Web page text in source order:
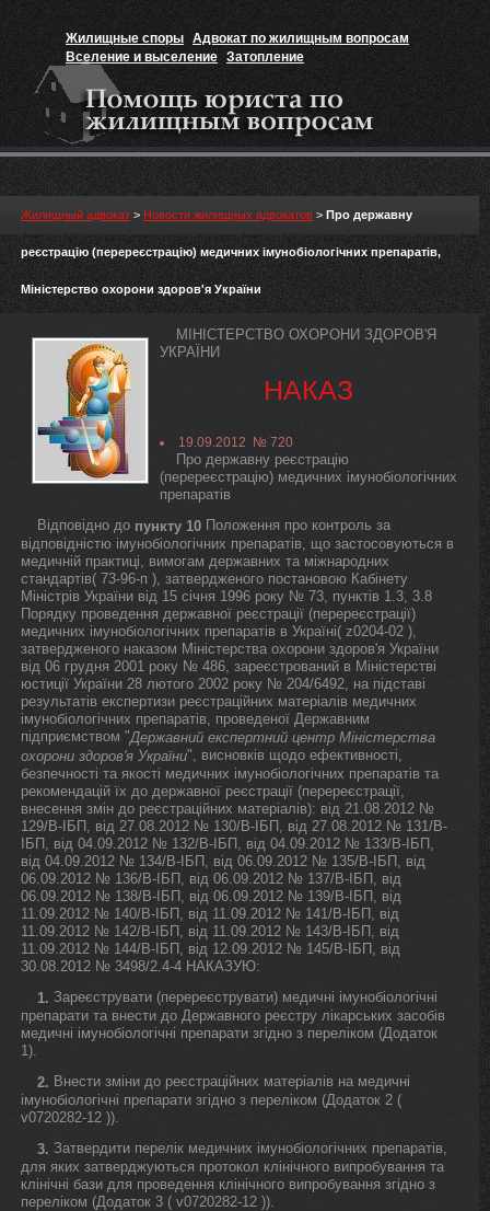
Жилищные споры Адвокат по жилищным вопросам
Вселение и выселение Затопление
Признание прав на жильё
Жилищный адвокат > Новости жилищных адвокатов > Про державну
реєстрацію (перереєстрацію) медичних імунобіологічних препаратів,
Міністерство охорони здоров'я України
МІНІСТЕРСТВО ОХОРОНИ ЗДОРОВ'Я
УКРАЇНИ
НАКАЗ
19.09.2012 № 720
Про державну реєстрацію
(перереєстрацію) медичних імунобіологічних
препаратів
Відповідно до пункту 10 Положення про контроль за
відповідністю імунобіологічних препаратів, що застосовуються в
медичній практиці, вимогам державних та міжнародних
стандартів( 73-96-п ), затвердженого постановою Кабінету
Міністрів України від 15 січня 1996 року № 73, пунктів 1.3, 3.8
Порядку проведення державної реєстрації (перереєстрації)
медичних імунобіологічних препаратів в Україні( z0204-02 ),
затвердженого наказом Міністерства охорони здоров'я України
від 06 грудня 2001 року № 486, зареєстрований в Міністерстві
юстиції України 28 лютого 2002 року № 204/6492, на підставі
результатів експертизи реєстраційних матеріалів медичних
імунобіологічних препаратів, проведеної Державним
підприємством "Державний експертний центр Міністерства
охорони здоров'я України", висновків щодо ефективності,
безпечності та якості медичних імунобіологічних препаратів та
рекомендацій їх до державної реєстрації (перереєстрації,
внесення змін до реєстраційних матеріалів): від 21.08.2012 №
129/В-ІБП, від 27.08.2012 № 130/В-ІБП, від 27.08.2012 № 131/В-
ІБП, від 04.09.2012 № 132/В-ІБП, від 04.09.2012 № 133/В-ІБП,
від 04.09.2012 № 134/В-ІБП, від 06.09.2012 № 135/В-ІБП, від
06.09.2012 № 136/В-ІБП, від 06.09.2012 № 137/В-ІБП, від
06.09.2012 № 138/В-ІБП, від 06.09.2012 № 139/В-ІБП, від
11.09.2012 № 140/В-ІБП, від 11.09.2012 № 141/В-ІБП, від
11.09.2012 № 142/В-ІБП, від 11.09.2012 № 143/В-ІБП, від
11.09.2012 № 144/В-ІБП, від 12.09.2012 № 145/В-ІБП, від
30.08.2012 № 3498/2.4-4 НАКАЗУЮ:
1. Зареєструвати (перереєструвати) медичні імунобіологічні
препарати та внести до Державного реєстру лікарських засобів
медичні імунобіологічні препарати згідно з переліком (Додаток
1).
2. Внести зміни до реєстраційних матеріалів на медичні
імунобіологічні препарати згідно з переліком (Додаток 2 (
v0720282-12 )).
3. Затвердити перелік медичних імунобіологічних препаратів,
для яких затверджуються протокол клінічного випробування та
клінічні бази для проведення клінічного випробування згідно з
переліком (Додаток 3 ( v0720282-12 )).